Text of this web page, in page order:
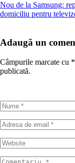
Nou de la Samsung:
domiciliu pentru
Adaugă un
Câmpurile marcate cu *
publicată.